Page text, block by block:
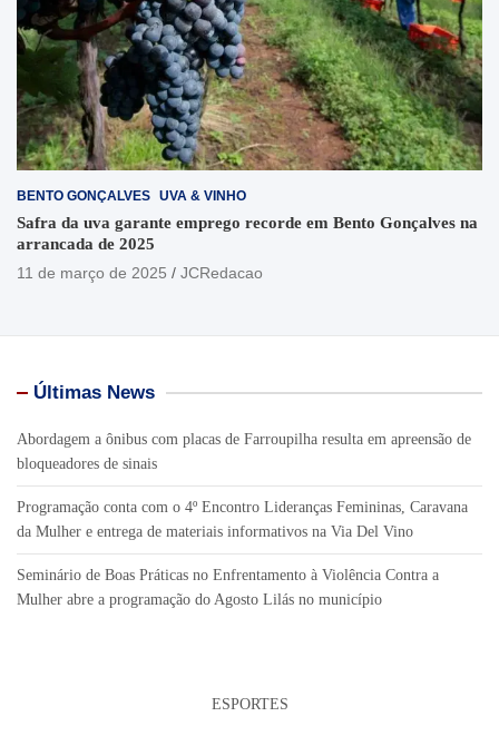
BENTO GONÇALVES UVA & VINHO
Safra da uva garante emprego recorde em Bento Gonçalves na
arrancada de 2025
11 de março de 2025
JCRedacao
Últimas News
Abordagem a ônibus com placas de Farroupilha resulta em apreensão de
bloqueadores de sinais
Programação conta com o 4º Encontro Lideranças Femininas, Caravana
da Mulher e entrega de materiais informativos na Via Del Vino
Seminário de Boas Práticas no Enfrentamento à Violência Contra a
Mulher abre a programação do Agosto Lilás no município
ESPORTES